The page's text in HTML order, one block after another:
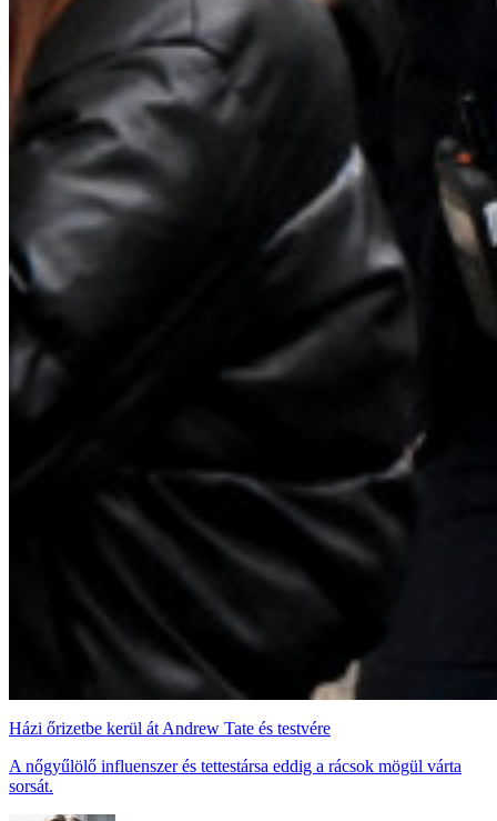
Házi őrizetbe kerül át Andrew Tate és testvére
A nőgyűlölő influenszer és tettestársa eddig a rácsok mögül várta
sorsát.